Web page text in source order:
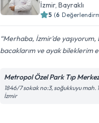
İzmir,Bayraklı
5 (6
Merhaba, İzmir'de yaşıyorum,
bacaklarım ve ayak bileklerim
Metropol Özel Park Tıp
1846/7 sokak no:3, soğukkuyu
İzmir